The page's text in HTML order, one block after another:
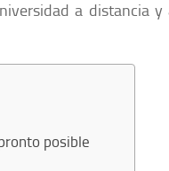
a distancia
posible